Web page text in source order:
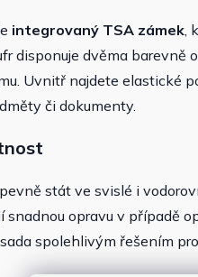
integrovaný TSA zámek,
disponuje dvěma
Uvnitř najdete elastické
či dokumenty.
stát ve svislé i
snadnou opravu v případě
spolehlivým řešením